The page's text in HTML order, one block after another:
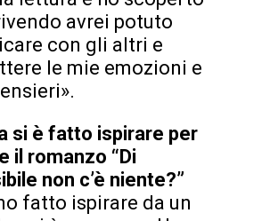
avrei potuto
con gli altri e
le mie emozioni e
si è fatto ispirare per
il romanzo “Di
non c’è niente?”
fatto ispirare da un